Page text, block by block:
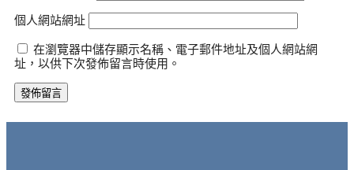
個人網站網址
在瀏覽器中儲存顯示名稱、電子郵件地址及個人網站網
址，以供下次發佈留言時使用。